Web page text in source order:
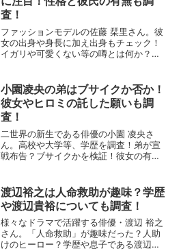
査！
ファッションモデルの佐藤 栞里さん。彼
女の出身や身長に加え出身もチェック！
イガリや可愛くない等の噂とは何か？埼
小園凌央の弟はブサイクか否か！
彼女やヒロミの託した願いも調
査！
二世界の新生である俳優の小園 凌央さ
ん。高校や大学等、学歴を調査！弟が宣
戦布告？ブサイクかを検証！彼女の有無
渡辺裕之は人命救助が趣味？学歴
や渡辺貴裕についても調査！
様々なドラマで活躍する俳優・渡辺 裕之
さん。「人命救助」が趣味だった？人助
けのヒーロー？学歴や息子である渡辺貴